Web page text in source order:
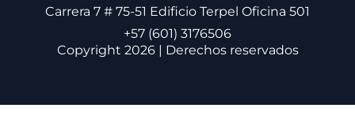
Carrera 7 # 75-51 Edificio Terpel Oficina 501
+57 (601) 3176506
Copyright 2026 | Derechos reservados